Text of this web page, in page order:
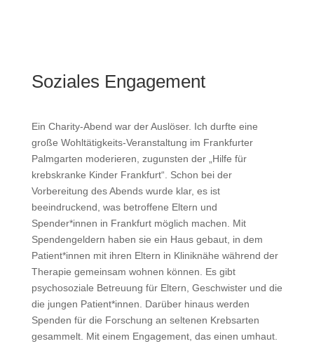
Soziales Engagement
Ein Charity-Abend war der Auslöser. Ich durfte eine
große Wohltätigkeits-Veranstaltung im Frankfurter
Palmgarten moderieren, zugunsten der „Hilfe für
krebskranke Kinder Frankfurt“. Schon bei der
Vorbereitung des Abends wurde klar, es ist
beeindruckend, was betroffene Eltern und
Spender*innen in Frankfurt möglich machen. Mit
Spendengeldern haben sie ein Haus gebaut, in dem
Patient*innen mit ihren Eltern in Kliniknähe während der
Therapie gemeinsam wohnen können. Es gibt
psychosoziale Betreuung für Eltern, Geschwister und die
die jungen Patient*innen. Darüber hinaus werden
Spenden für die Forschung an seltenen Krebsarten
gesammelt. Mit einem Engagement, das einen umhaut.